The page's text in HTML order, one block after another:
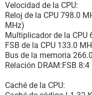
Velocidad de la CPU:
Reloj de la CPU 798.0
MHz)
Multiplicador de la CPU
FSB de la CPU 133.0
Bus de la memoria
Relación DRAM:FSB 8:4
Caché de la CPU: